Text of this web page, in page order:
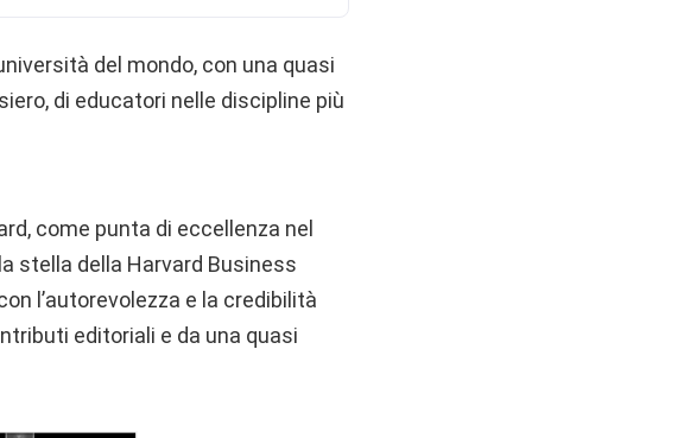
del mondo, con una quasi
di educatori nelle discipline più
come punta di eccellenza nel
stella della Harvard Business
l’autorevolezza e la credibilità
editoriali e da una quasi